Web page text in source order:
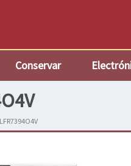
Conservar